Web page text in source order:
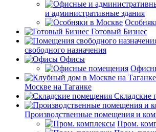
и административные здания
Готовый Бизнес
свободного назначения
Офисы
Москве на Таганке
Складские
Производственные помещения и
Пром.